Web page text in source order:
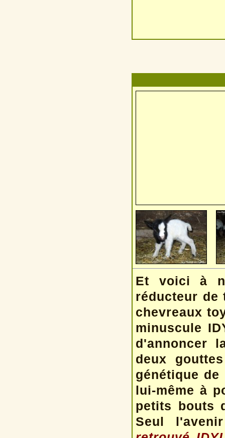
Et voici à
réducteur de
chevreaux
minuscule
d'annoncer
deux
génétique
lui-même à
petits bouts
Seul